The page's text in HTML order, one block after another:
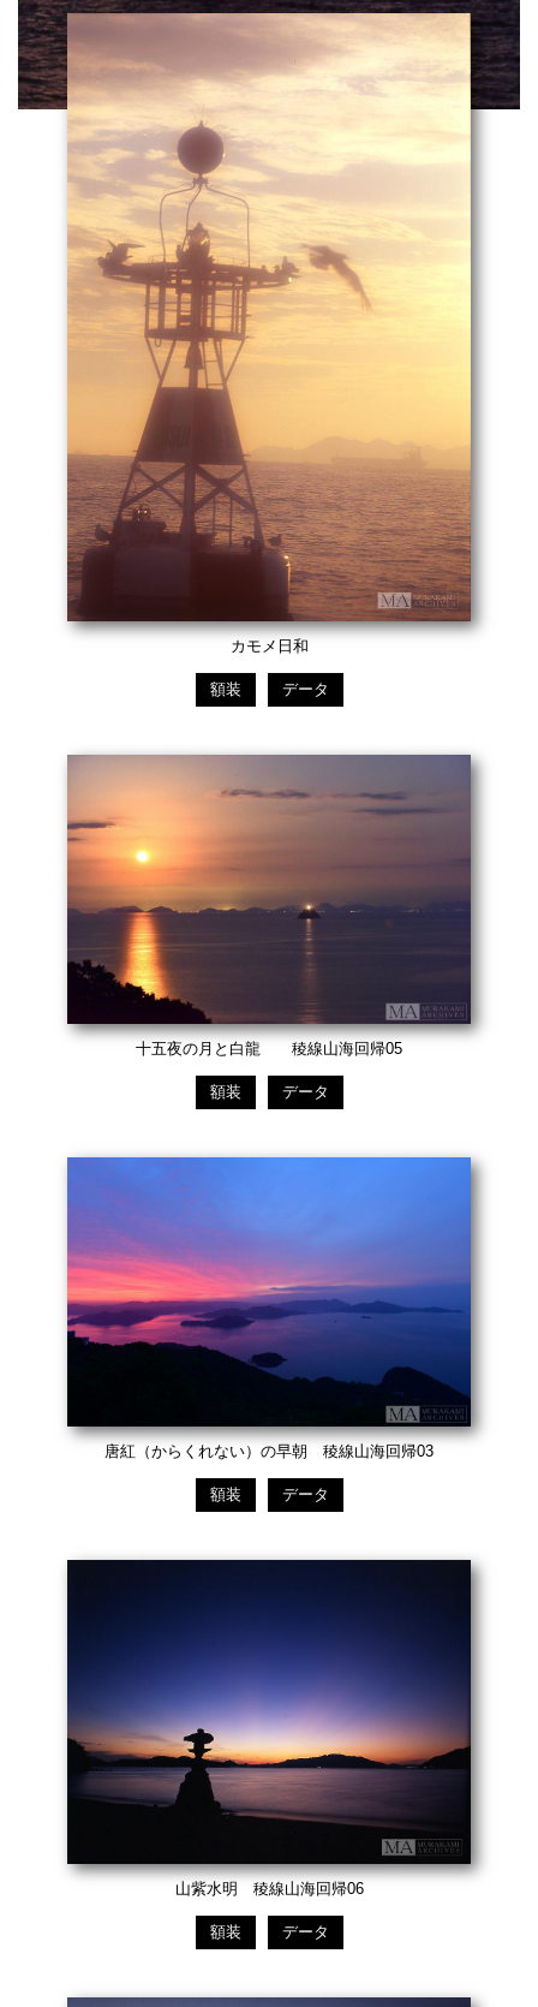
カモメ日和
額装 データ
十五夜の月と白龍 稜線山海回帰05
額装 データ
唐紅（からくれない）の早朝 稜線山海回帰03
額装 データ
山紫水明 稜線山海回帰06
額装 データ